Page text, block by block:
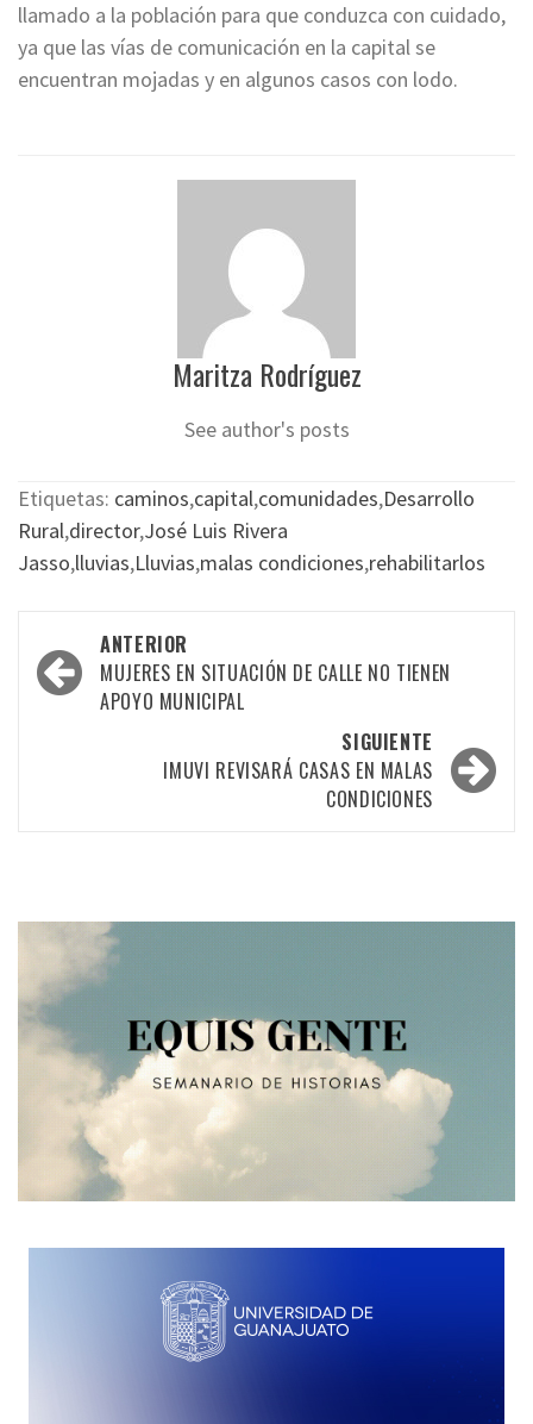
llamado a la población para que conduzca con cuidado,
ya que las vías de comunicación en la capital se
encuentran mojadas y en algunos casos con lodo.
Maritza Rodríguez
See author's posts
Etiquetas: caminos,capital,comunidades,Desarrollo
Rural,director,José Luis Rivera
Jasso,lluvias,Lluvias,malas condiciones,rehabilitarlos
Navegación
por
ANTERIOR
MUJERES EN SITUACIÓN DE CALLE NO TIENEN
APOYO MUNICIPAL
SIGUIENTE
IMUVI REVISARÁ CASAS EN MALAS
CONDICIONES